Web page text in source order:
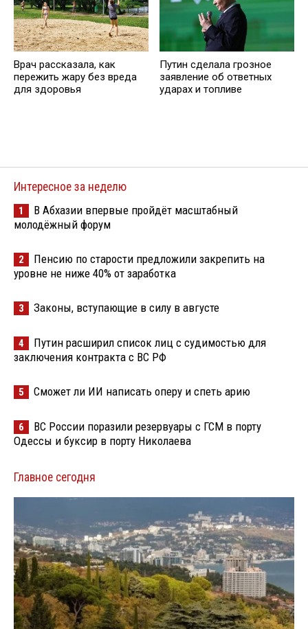
Врач рассказала, как
пережить жару без вреда
для здоровья
Путин сделала грозное
заявление об ответных
ударах и топливе
Интересное за неделю
1
В Абхазии впервые пройдёт масштабный
молодёжный форум
2
Пенсию по старости предложили закрепить на
уровне не ниже 40% от заработка
3 Законы, вступающие в силу в августе
4
Путин расширил список лиц с судимостью для
заключения контракта с ВС РФ
5 Сможет ли ИИ написать оперу и спеть арию
6
ВС России поразили резервуары с ГСМ в порту
Одессы и буксир в порту Николаева
Главное сегодня